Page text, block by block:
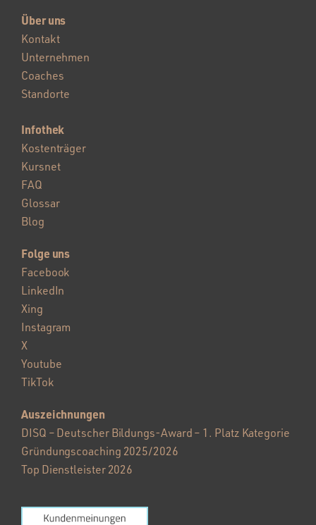
Über uns
Kontakt
Unternehmen
Coaches
Standorte
Infothek
Kostenträger
Kursnet
FAQ
Glossar
Blog
Folge uns
Facebook
LinkedIn
Xing
Instagram
X
Youtube
TikTok
Auszeichnungen
DISQ – Deutscher Bildungs-Award – 1. Platz Kategorie
Gründungscoaching 2025/2026
Top Dienstleister 2026